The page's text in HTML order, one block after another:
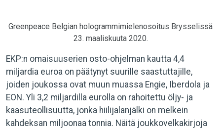
Greenpeace Belgian hologrammimielenosoitus Brysselissä
23. maaliskuuta 2020.
EKP:n omaisuuserien osto-ohjelman kautta 4,4
miljardia euroa on päätynyt suurille saastuttajille,
joiden joukossa ovat muun muassa Engie, Iberdola ja
EON. Yli 3,2 miljardilla eurolla on rahoitettu öljy- ja
kaasuteollisuutta, jonka hiilijalanjälki on melkein
kahdeksan miljoonaa tonnia. Näitä joukkovelkakirjoja